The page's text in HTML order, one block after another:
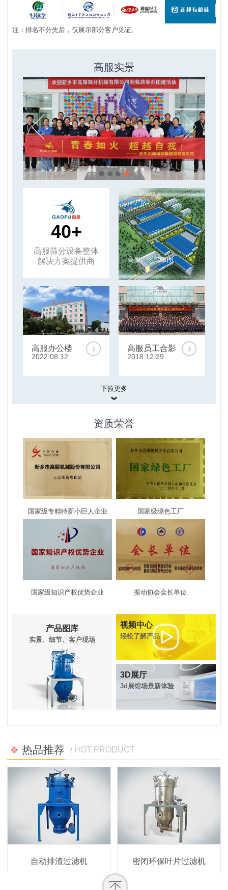
注：排名不分先后，仅展示部分客户见证。
高服实景
40+
高服筛分设备整体
解决方案提供商
高服厂区鸟瞰图
厂区
高服办公楼
2022.08.12
高服员工合影
2018.12.29
高服展厅
系统展厅
2020.11.21
2020.11.21
展厅夜景
2017.10.16
单机展厅
2020.08.11
活动
2021.07.24 2022.06.01
下拉更多
资质荣誉
国家级专精特新小巨人企业 国家级绿色工厂
国家级知识产权优势企业 振动协会会长单位
产品图库
实景、细节、客户现场
视频中心
轻松了解产品
3D展厅
3d展馆场景新体验
热品推荐 / HOT PRODUCT
自动排渣过滤机 密闭环保叶片过滤机